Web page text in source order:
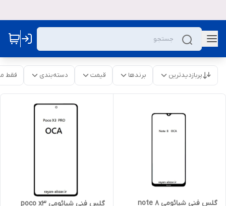
پربازدیدترین برندها قیمت دسته‌بندی فقط
گلس فنی شیائومی note 8
گلس فنی شیائومی poco x3